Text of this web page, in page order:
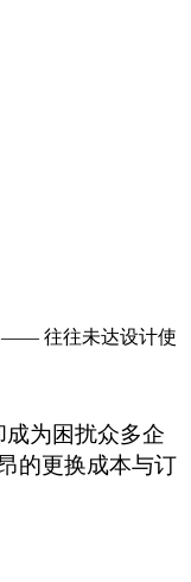
—— 往往未达设计使
成为困扰众多企
的更换成本与订